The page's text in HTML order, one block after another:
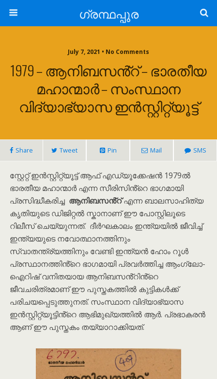
ഗ്രന്ഥപ്പുര
July 7, 2021 • No Comments
1979 – ആനിബസൻ്റ് – ഭാരതീയ
മഹാന്മാർ – സംസ്ഥാന
വിദ്യാഭ്യാസ ഇൻസ്റ്റിറ്റ്യൂട്ട്
Share Tweet Pin Mail SMS
സ്റ്റേറ്റ് ഇൻസ്റ്റിറ്റ്യൂട്ട് ആഫ് എഡ്യൂക്കേഷൻ 1979ൽ
ഭാരതീയ മഹാന്മാർ എന്ന സീരിസിൻ്റെ ഭാഗമായി
പ്രസിദ്ധീകരിച്ച ആനിബസൻ്റ്എന്ന ബാലസാഹിത്യ
കൃതിയുടെ ഡിജിറ്റൽ സ്കാനാണ് ഈ പോസ്റ്റിലൂടെ
റിലീസ് ചെയ്യുന്നത്. ദീർഘകാലം ഇന്ത്യയിൽ ജീവിച്ച്
ഇന്ത്യയുടെ നവോത്ഥാനത്തിനും
സ്വാതന്ത്ര്യത്തിനും വേണ്ടി ഇന്ത്യൻ ഹോം റൂൾ
പ്രസ്ഥാനത്തിൻ്റെ ഭാഗമായി പ്രവർത്തിച്ച ആംഗ്ലോ-
ഐറിഷ് വനിതയായ ആനിബസൻ്റിൻ്റെ
ജീവചരിത്രമാണ് ഈ പുസ്തകത്തിൽ കുട്ടികൾക്ക്
പരിചയപ്പെടുത്തുനത്. സംസ്ഥാന വിദ്യാഭ്യാസ
ഇൻസ്റ്റിറ്റ്യൂട്ടിൻ്റെ ആഭിമുഖ്യത്തിൽ ആർ. പ്രഭാകരൻ
ആണ് ഈ പുസ്തകം തയ്യാറാക്കിയത്.